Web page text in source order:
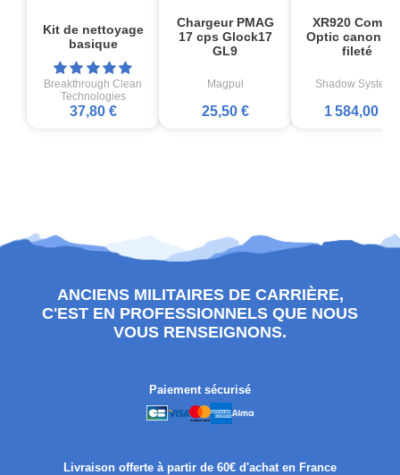
Kit de nettoyage
basique
Breakthrough Clean
Technologies
37,80 €
Chargeur PMAG
17 cps Glock17
GL9
Magpul
25,50 €
XR920
Optic canon
fileté
Shadow Systems
1 584,00 €
ANCIENS MILITAIRES DE CARRIÈRE,
C'EST EN PROFESSIONNELS QUE NOUS
VOUS RENSEIGNONS.
Paiement sécurisé
Livraison offerte à partir de 60€ d'achat en France